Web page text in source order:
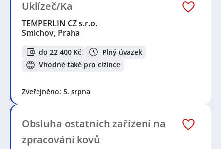
Uklízeč/Ka
TEMPERLIN CZ s.r.o.
Smíchov, Praha
do 22 400 Kč
Plný úvazek
Vhodné také pro cizince
Zveřejněno: 5. srpna
Obsluha ostatních zařízení na
zpracování kovů